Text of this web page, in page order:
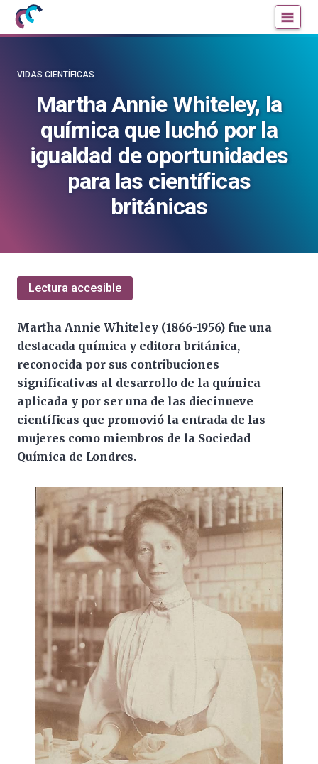
Mujeres
con
blog
Martha Annie Whiteley, la
química que luchó por la
igualdad de oportunidades
para las científicas
británicas
VIDAS CIENTÍFICAS
Lectura accesible
Martha Annie Whiteley (1866-1956) fue una
destacada química y editora británica,
reconocida por sus contribuciones
significativas al desarrollo de la química
aplicada y por ser una de las diecinueve
científicas que promovió la entrada de las
mujeres como miembros de la Sociedad
Química de Londres.